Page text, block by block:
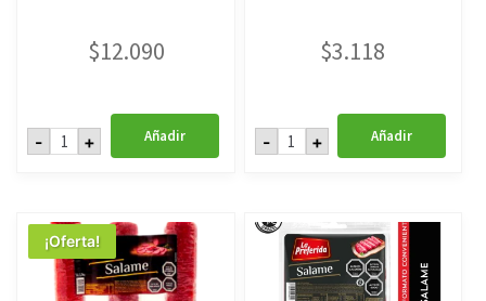
$12.090
- Pepperoni
850
PF
cantidad
+ Añadir
$3.118
- Salame
250
La
Preferida
cantidad
+ Añadir
¡Oferta!